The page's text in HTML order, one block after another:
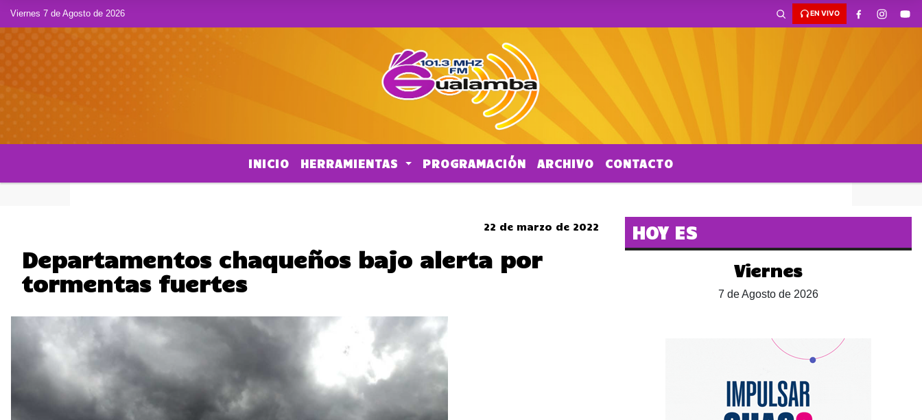
Viernes 7 de Agosto de 2026 EN VIVO
INICIO HERRAMIENTAS PROGRAMACIÓN ARCHIVO CONTACTO
22 de marzo de 2022
Departamentos chaqueños bajo alerta por
tormentas fuertes
HOY ES
Viernes
7 de Agosto de 2026